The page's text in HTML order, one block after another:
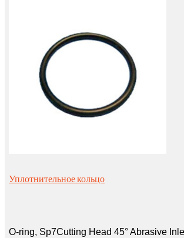
Уплотнительное кольцо
O-ring, Sp7Cutting Head 45° Abrasive